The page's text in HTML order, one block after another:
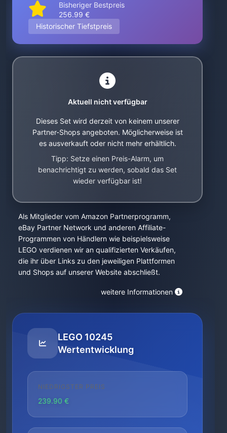
Bisheriger Bestpreis
256.99 €
Historischer Tiefstpreis
Aktuell nicht verfügbar
Dieses Set wird derzeit von keinem unserer
Partner-Shops angeboten. Möglicherweise ist
es ausverkauft oder nicht mehr erhältlich.
Tipp: Setze einen Preis-Alarm, um
benachrichtigt zu werden, sobald das Set
wieder verfügbar ist!
Als Mitglieder vom Amazon Partnerprogramm,
eBay Partner Network und anderen Affiliate-
Programmen von Händlern wie beispielsweise
LEGO verdienen wir an qualifizierten Verkäufen,
die ihr über Links zu den jeweiligen Plattformen
und Shops auf unserer Website abschließt.
weitere Informationen
LEGO 10245
Wertentwicklung
NIEDRIGSTER PREIS
239.90 €